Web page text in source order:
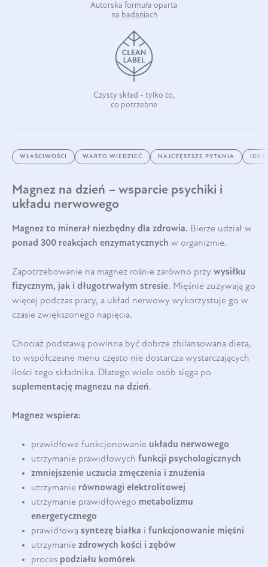
Autorska formuła oparta
na badaniach
Czysty skład - tylko to,
co potrzebne
WŁAŚCIWOŚCI WARTO WIEDZIEĆ NAJCZĘSTSZE PYTANIA
Magnez na dzień – wsparcie psychiki i
układu nerwowego
Magnez to minerał niezbędny dla zdrowia. Bierze udział w
ponad 300 reakcjach enzymatycznych w organizmie.
Zapotrzebowanie na magnez rośnie zarówno przy wysiłku
fizycznym, jak i długotrwałym stresie. Mięśnie zużywają go
więcej podczas pracy, a układ nerwowy wykorzystuje go w
czasie zwiększonego napięcia.
Chociaż podstawą powinna być dobrze zbilansowana dieta,
to współczesne menu często nie dostarcza wystarczających
ilości tego składnika. Dlatego wiele osób sięga po
suplementację magnezu na dzień.
Magnez wspiera:
prawidłowe funkcjonowanie układu nerwowego
utrzymanie prawidłowych funkcji psychologicznych
zmniejszenie uczucia zmęczenia i znużenia
utrzymanie równowagi elektrolitowej
utrzymanie prawidłowego metabolizmu
energetycznego
prawidłową syntezę białka i funkcjonowanie mięśni
utrzymanie zdrowych kości i zębów
proces podziału komórek